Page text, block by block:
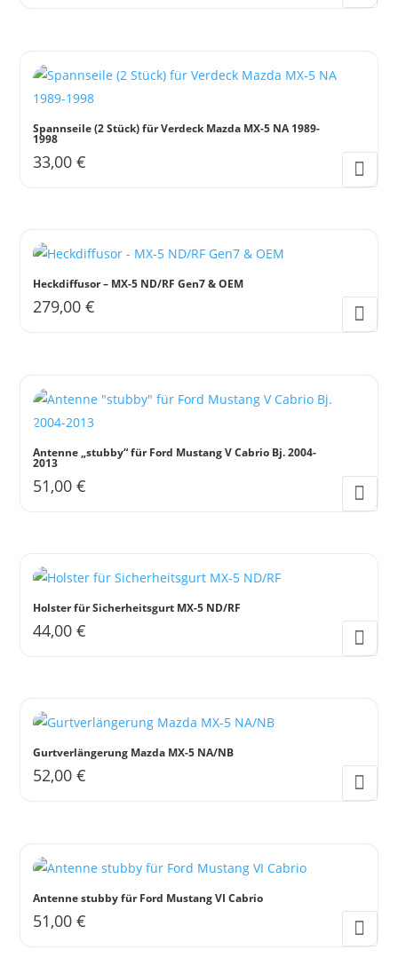
Spannseile (2 Stück) für Verdeck Mazda MX-5 NA 1989-
1998
33,00€
Heckdiffusor – MX-5 ND/RF Gen7 & OEM
279,00€
Antenne „stubby“ für Ford Mustang V Cabrio Bj. 2004-
2013
51,00€
Holster für Sicherheitsgurt MX-5 ND/RF
44,00€
Gurtverlängerung Mazda MX-5 NA/NB
52,00€
Antenne stubby für Ford Mustang VI Cabrio
51,00€